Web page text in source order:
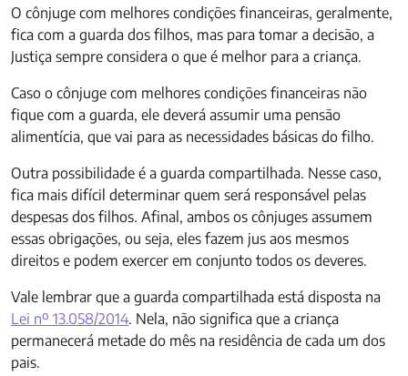
O cônjuge com melhores condições financeiras, geralmente,
fica com a guarda dos filhos, mas para tomar a decisão, a
Justiça sempre considera o que é melhor para a criança.
Caso o cônjuge com melhores condições financeiras não
fique com a guarda, ele deverá assumir uma pensão
alimentícia, que vai para as necessidades básicas do filho.
Outra possibilidade é a guarda compartilhada. Nesse caso,
fica mais difícil determinar quem será responsável pelas
despesas dos filhos. Afinal, ambos os cônjuges assumem
essas obrigações, ou seja, eles fazem jus aos mesmos
direitos e podem exercer em conjunto todos os deveres.
Vale lembrar que a guarda compartilhada está disposta na
Lei nº 13.058/2014. Nela, não significa que a criança
permanecerá metade do mês na residência de cada um dos
pais.